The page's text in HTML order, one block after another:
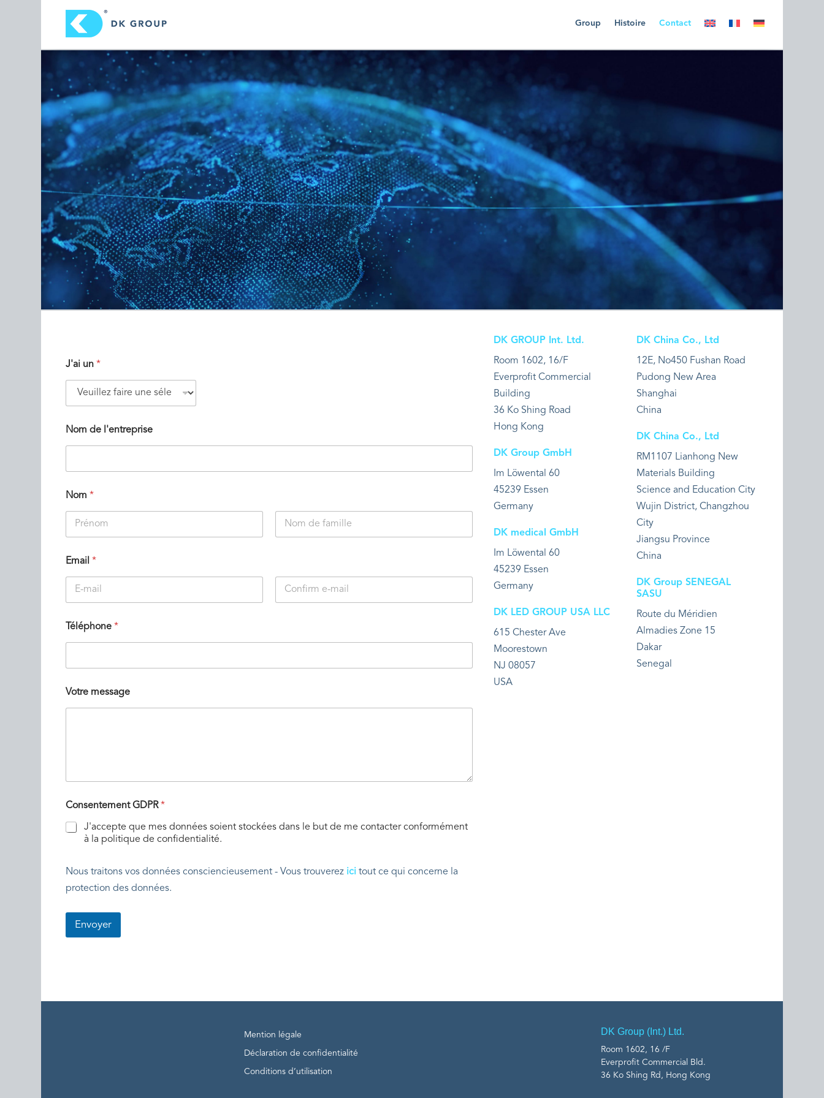
Group Histoire Contact
J'ai un*
Nom de l'entreprise
Nom*
Email*
Téléphone*
Votre message
Consentement GDPR*
J'accepte que mes données soient stockées dans le but de me contacter conformément
à la politique de confidentialité.
Nous traitons vos données consciencieusement - Vous trouverez ici tout ce qui concerne la
protection des données.
Envoyer
DK GROUP Int. Ltd.
Room 1602, 16/F
Everprofit Commercial
Building
36 Ko Shing Road
Hong Kong
DK Group GmbH
Im Löwental 60
45239 Essen
Germany
DK medical GmbH
Im Löwental 60
45239 Essen
Germany
DK LED GROUP USA LLC
615 Chester Ave
Moorestown
NJ 08057
USA
DK China Co., Ltd
12E, No450 Fushan Road
Pudong New Area
Shanghai
China
DK China Co., Ltd
RM1107 Lianhong New
Materials Building
Science and Education City
Wujin District, Changzhou
City
Jiangsu Province
China
DK Group SENEGAL
SASU
Route du Méridien
Almadies Zone 15
Dakar
Senegal
Mention légale
Déclaration de confidentialité
Conditions d’utilisation
DK Group (Int.) Ltd.
Room 1602, 16 /F
Everprofit Commercial Bld.
36 Ko Shing Rd, Hong Kong